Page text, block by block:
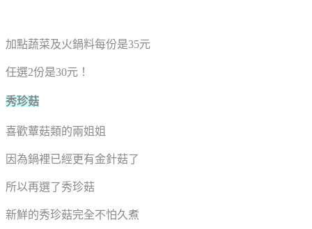
加點蔬菜及火鍋料每份是35元
任選2份是30元！
秀珍菇
喜歡蕈菇類的兩姐姐
因為鍋裡已經更有金針菇了
所以再選了秀珍菇
新鮮的秀珍菇完全不怕久煮